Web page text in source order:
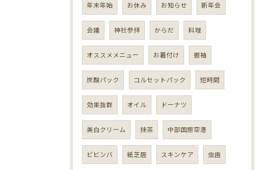
年末年始 お休み お知らせ 新年会
会議 神社参拝 からだ 料理
オススメメニュー お着付け 振袖
炭酸パック コルセットパック 短時間
効果抜群 オイル ドーナツ
美白クリーム 抹茶 中部国際空港
ビビンバ 紙芝居 スキンケア 虫歯